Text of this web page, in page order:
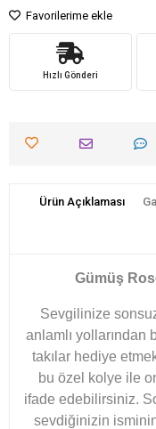
Favorilerime ekle
Hızlı Gönderi
Ürün Açıklaması
Gümüş
Sevgilinize
anlamlı yollarından
takılar hediye
bu özel kolye ile
ifade edebilirsiniz.
sevdiğinizin